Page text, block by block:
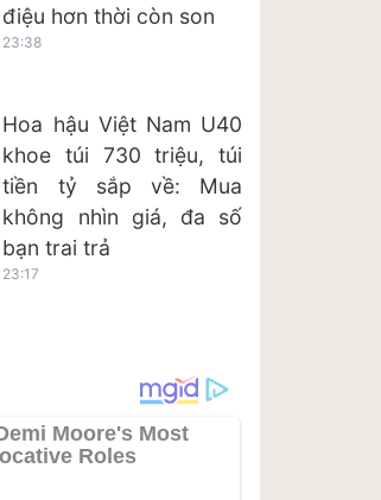
điệu hơn thời còn son
23:38
Hoa hậu Việt Nam U40
khoe túi 730 triệu, túi
tiền tỷ sắp về: Mua
không nhìn giá, đa số
bạn trai trả
23:17